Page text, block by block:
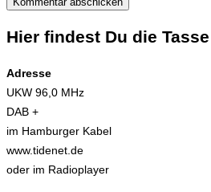
Hier findest Du die Tasse
Adresse
UKW 96,0 MHz
DAB +
im Hamburger Kabel
www.tidenet.de
oder im Radioplayer